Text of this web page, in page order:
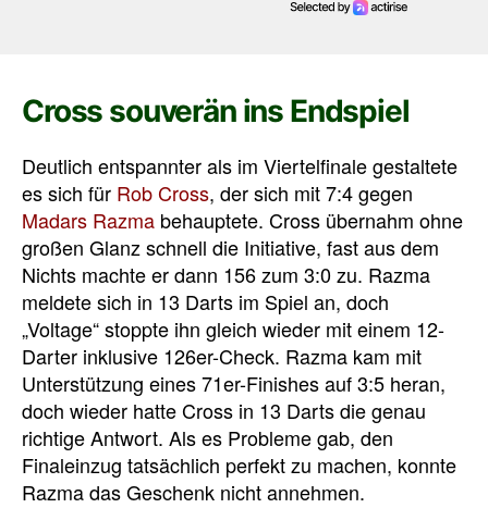
Cross souverän ins Endspiel
Deutlich entspannter als im Viertelfinale gestaltete
es sich für Rob Cross, der sich mit 7:4 gegen
Madars Razma behauptete. Cross übernahm ohne
großen Glanz schnell die Initiative, fast aus dem
Nichts machte er dann 156 zum 3:0 zu. Razma
meldete sich in 13 Darts im Spiel an, doch
„Voltage“ stoppte ihn gleich wieder mit einem 12-
Darter inklusive 126er-Check. Razma kam mit
Unterstützung eines 71er-Finishes auf 3:5 heran,
doch wieder hatte Cross in 13 Darts die genau
richtige Antwort. Als es Probleme gab, den
Finaleinzug tatsächlich perfekt zu machen, konnte
Razma das Geschenk nicht annehmen.